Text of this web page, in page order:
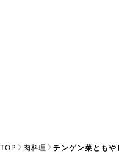
TOP 肉料理 チンゲン菜ともや